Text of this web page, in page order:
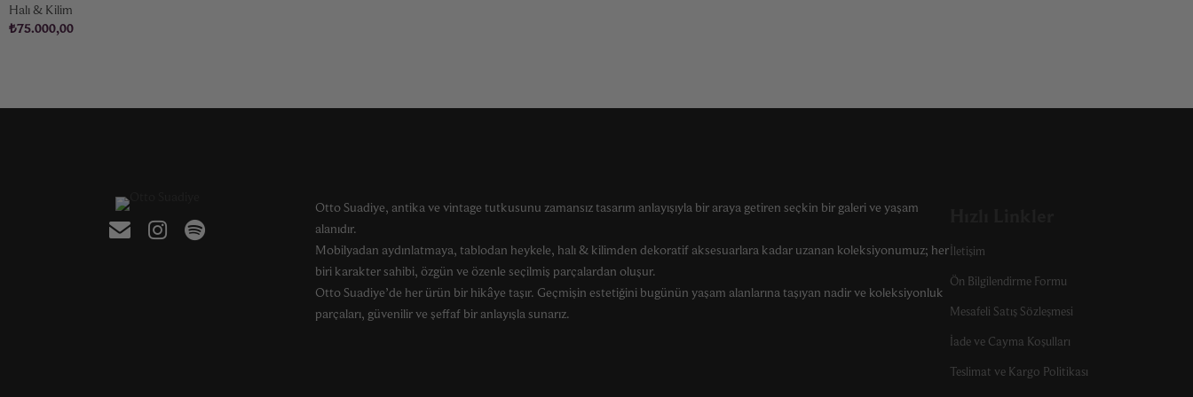
Halı & Kilim
₺75.000,00
Otto Suadiye, antika ve vintage tutkusunu zamansız tasarım anlayışıyla bir araya getiren seçkin bir galeri ve yaşam
alanıdır.
Mobilyadan aydınlatmaya, tablodan heykele, halı & kilimden dekoratif aksesuarlara kadar uzanan koleksiyonumuz; her
biri karakter sahibi, özgün ve özenle seçilmiş parçalardan oluşur.
Otto Suadiye’de her ürün bir hikâye taşır. Geçmişin estetiğini bugünün yaşam alanlarına taşıyan nadir ve koleksiyonluk
parçaları, güvenilir ve şeffaf bir anlayışla sunarız.
İletişim
Ön Bilgilendirme Formu
Mesafeli Satış Sözleşmesi
İade ve Cayma Koşulları
Teslimat ve Kargo Politikası